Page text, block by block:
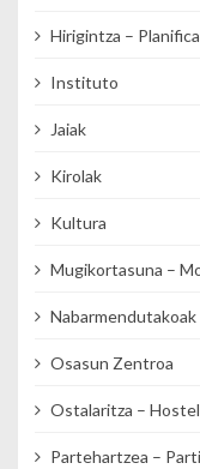
Hirigintza –
Instituto
Jaiak
Kirolak
Kultura
Mugikortasuna –
Osasun Zentroa
Ostalaritza –
Partehartzea –